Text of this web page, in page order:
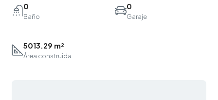
0
Baño
0
Garaje
5013.29 m²
Área construida